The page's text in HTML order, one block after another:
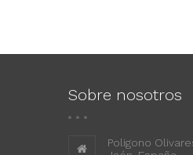
Sobre nosotros
Poligono